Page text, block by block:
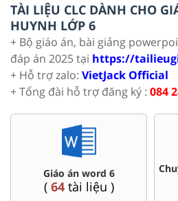
TÀI LIỆU CLC DÀNH CHO
HUYNH LỚP 6
+ Bộ giáo án, bài giảng
đáp án 2025 tại https://
+ Hỗ trợ zalo: VietJack Official
+ Tổng đài hỗ trợ đăng ký : 084
Giáo án word 6
( 64tài liệu )